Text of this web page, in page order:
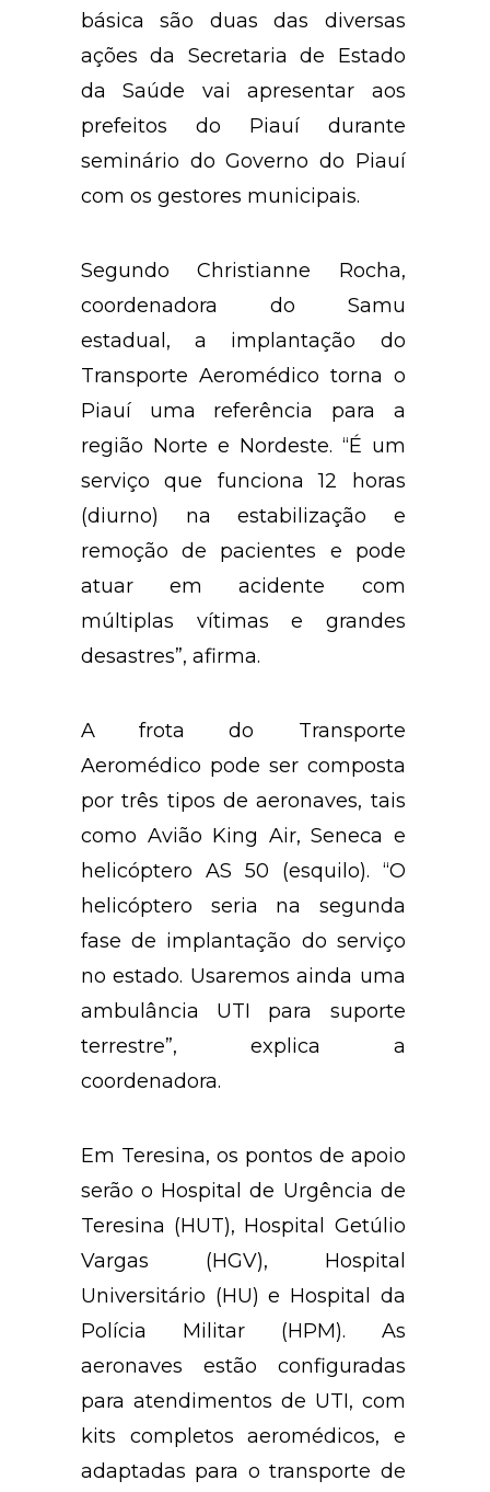
básica são duas das diversas
ações da Secretaria de Estado
da Saúde vai apresentar aos
prefeitos do Piauí durante
seminário do Governo do Piauí
com os gestores municipais.
Segundo Christianne Rocha,
coordenadora do Samu
estadual, a implantação do
Transporte Aeromédico torna o
Piauí uma referência para a
região Norte e Nordeste. “É um
serviço que funciona 12 horas
(diurno) na estabilização e
remoção de pacientes e pode
atuar em acidente com
múltiplas vítimas e grandes
desastres”, afirma.
A frota do Transporte
Aeromédico pode ser composta
por três tipos de aeronaves, tais
como Avião King Air, Seneca e
helicóptero AS 50 (esquilo). “O
helicóptero seria na segunda
fase de implantação do serviço
no estado. Usaremos ainda uma
ambulância UTI para suporte
terrestre”, explica a
coordenadora.
Em Teresina, os pontos de apoio
serão o Hospital de Urgência de
Teresina (HUT), Hospital Getúlio
Vargas (HGV), Hospital
Universitário (HU) e Hospital da
Polícia Militar (HPM). As
aeronaves estão configuradas
para atendimentos de UTI, com
kits completos aeromédicos, e
adaptadas para o transporte de